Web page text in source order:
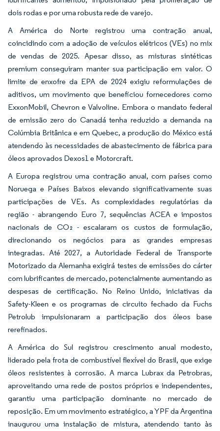
dois rodas e por uma robusta rede de varejo.
A América do Norte registrou uma contração anual,
coincidindo com a adoção de veículos elétricos (VEs) no mix
de vendas de 2025. Apesar disso, as misturas sintéticas
premium conseguiram manter sua participação em valor. O
limite de enxofre da EPA de 2024 exigiu reformulações de
aditivos, um movimento que beneficiou fornecedores como
ExxonMobil, Chevron e Valvoline. Embora o mandato federal
de emissão zero do Canadá tenha reduzido a demanda na
Colúmbia Britânica e em Quebec, a produção do México está
atendendo às necessidades de abastecimento de fábrica para
óleos aprovados Dexos1 e Motorcraft.
A Europa registrou uma contração anual, com países como
Noruega e Países Baixos elevando significativamente suas
participações de VEs. As complexidades regulatórias da
região - abrangendo Euro 7, sequências ACEA e impostos
nacionais de CO₂ - escalaram os custos de formulação,
direcionando os negócios para as grandes empresas
integradas. Até 2027, a Autoridade Federal de Transporte
Motorizado da Alemanha exigirá testes de emissões do cárter
com lubrificantes de mercado, potencialmente aumentando as
despesas de certificação. No Reino Unido, iniciativas da
Safety-Kleen e os programas de circuito fechado da Fuchs
Petrolub impulsionaram a participação dos óleos base
rerefinados.
A América do Sul registrou crescimento anual modesto,
liderado pela frota de combustível flexível do Brasil, que exige
óleos resistentes à corrosão. A marca Lubrax da Petrobras,
aproveitando uma rede de postos próprios e independentes,
garantiu uma participação dominante no mercado de
reposição. Em um movimento estratégico, a YPF da Argentina
inaugurou uma instalação de mistura, atendendo tanto às